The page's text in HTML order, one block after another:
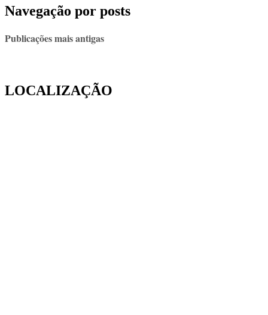
Navegação por posts
Publicações mais antigas
LOCALIZAÇÃO